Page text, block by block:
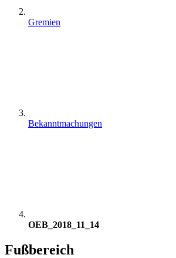
Gremien
Bekanntmachungen
OEB_2018_11_14
Fußbereich